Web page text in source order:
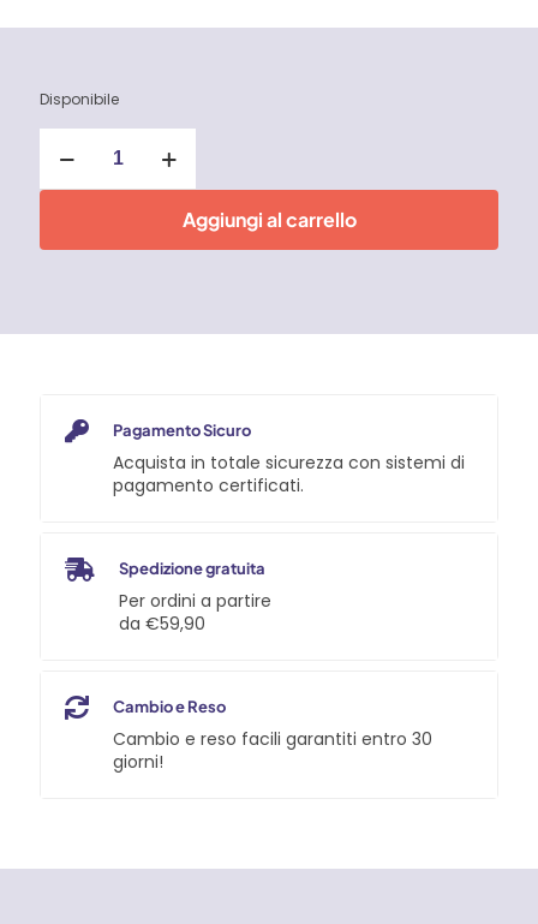
Disponibile
abrasiva
P
250
Aggiungi al carrello
Pagamento Sicuro
Acquista in totale sicurezza con sistemi di
pagamento certificati.
Spedizione gratuita
Per ordini a partire
da €59,90
Cambio e Reso
Cambio e reso facili garantiti entro 30
giorni!